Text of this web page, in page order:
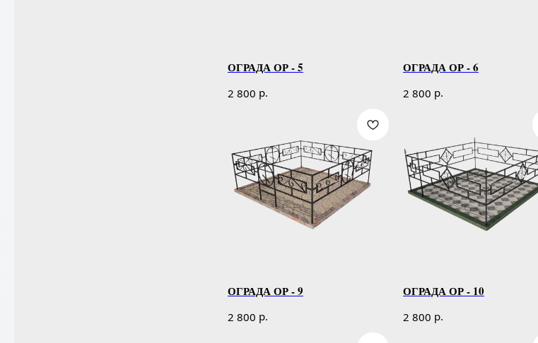
ОГРАДА ОР - 5
2 800 р.
ОГРАДА ОР - 6
2 800 р.
ОГРАДА ОР - 9
2 800 р.
ОГРАДА ОР - 10
2 800 р.